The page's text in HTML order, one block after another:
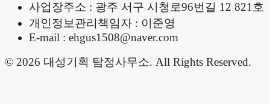
사업장주소 : 광주 서구 시청로96번길 12 821호
개인정보관리책임자 : 이준영
E-mail : ehgus1508@naver.com
© 2026 대성기획 탐정사무소. All Rights Reserved.